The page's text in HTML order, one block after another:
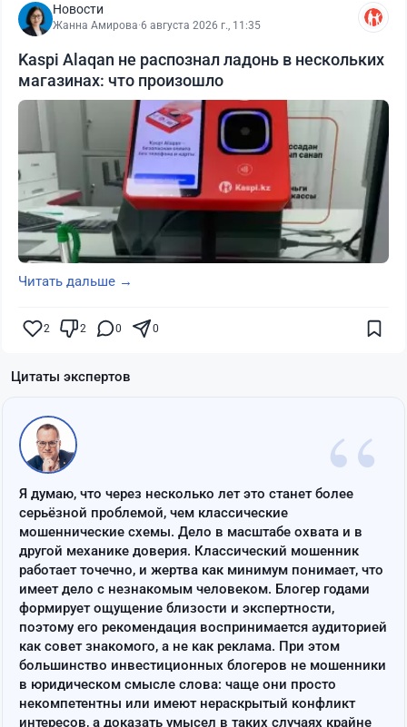
Новости
Жанна Амирова·6 августа 2026 г., 11:35
Kaspi Alaqan не распознал ладонь в нескольких
магазинах: что произошло
Читать дальше →
2 2 0 0
Цитаты экспертов
“
Я думаю, что через несколько лет это станет более
серьёзной проблемой, чем классические
мошеннические схемы. Дело в масштабе охвата и в
другой механике доверия. Классический мошенник
работает точечно, и жертва как минимум понимает, что
имеет дело с незнакомым человеком. Блогер годами
формирует ощущение близости и экспертности,
поэтому его рекомендация воспринимается аудиторией
как совет знакомого, а не как реклама. При этом
большинство инвестиционных блогеров не мошенники
в юридическом смысле слова: чаще они просто
некомпетентны или имеют нераскрытый конфликт
интересов, а доказать умысел в таких случаях крайне